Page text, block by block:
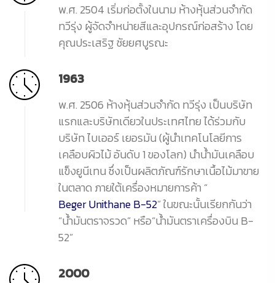
พ.ศ. 2504 เริ่มก่อตั้งในนาม ห้างหุ้นส่วนจำกัด
ทวีรุ่ง ผู้จัดจำหน่ายสีและอุปกรณ์ก่อสร้าง โดย
คุณประเสริฐ ชัยยศบูรณะ
1963
พ.ศ. 2506 ห้างหุ้นส่วนจำกัด ทวีรุ่ง เป็นบริษัท
แรกและบริษัทเดียวในประเทศไทย ได้ร่วมกับ
บริษัท ไบเออร์ เยอรมัน (ผู้นำเทคโนโลยีการ
เคลือบผิวไม้ อันดับ 1 ของโลก) นำน้ำมันเคลือบ
แข็งยูนีเทน ซึ่งเป็นผลิตภัณฑ์รักษาเนื้อไม้มาขาย
ในตลาด ภายใต้เครื่องหมายการค้า “
Beger Unithane B-52” ในขณะนั้นเรียกกันว่า
“น้ำมันตราจรวด” หรือ“น้ำมันตราเครื่องบิน B-
52”
2000